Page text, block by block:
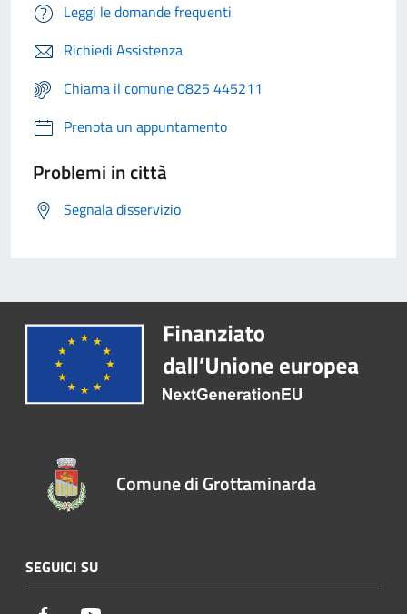
Leggi le domande frequenti
Richiedi Assistenza
Chiama il comune 0825 445211
Prenota un appuntamento
Problemi in città
Segnala disservizio
Comune di Grottaminarda
SEGUICI SU